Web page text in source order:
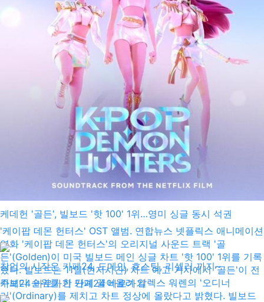
계 캐나다인으로 서울에서 태어나 어린 시절 가족과 함께 캐나
다 토론토로 이주했다. 캐나다 셰리던 칼리지에서 애니메이션
을 전공했고 드림웍스, 블루...
케데헌 '골든', 빌보드 '핫 100' 1위…영미 싱글 동시 석권
'케이팝 데몬 헌터스' OST 앨범. 연합뉴스 넷플릭스 애니메이션
영화 '케이팝 데몬 헌터스'의 오리지널 사운드 트랙 '골
든'(Golden)이 미국 빌보드 메인 싱글 차트 '핫 100' 1위를 기록
했다. 빌보드는 11일(현지시간) 차트 예고 기사에서 '골든'이 전
주보다 순위를 한 단계 끌어올려 알렉스 워렌의 '오디너
리'(Ordinary)를 제치고 차트 정상에 올랐다고 밝혔다. 빌보드
창업의 시작은 카페24, 도메인, 호스팅, 리셀러 까지~
카페24 바로가기 카페24 바로가기